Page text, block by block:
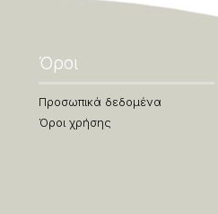
Όροι
Προσωπικά δεδομένα
Όροι χρήσης